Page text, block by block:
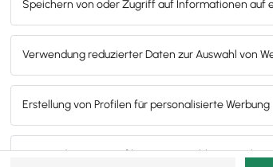
Ab 5 Kunden kann man